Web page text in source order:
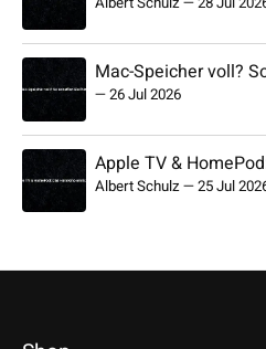
Mac-Speicher voll?
—26 Jul 2026
Apple TV &
Albert Schulz—25 Jul